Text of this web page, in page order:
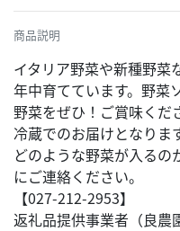
商品説明
イタリア野菜や新種野菜
年中育てています。野菜
野菜をぜひ！ご賞味くだ
冷蔵でのお届けとなりま
どのような野菜が入るの
にご連絡ください。
【027-212-2953】
返礼品提供事業者（良農